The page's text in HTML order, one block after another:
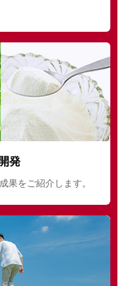
発
果をご紹介します。